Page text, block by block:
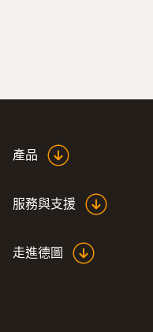
產品
服務與支援
走進德圖